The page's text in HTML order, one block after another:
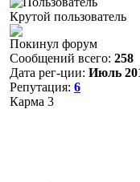
Крутой пользователь
Покинул форум
Сообщений всего: 258
Дата рег-ции: Июль
Репутация: 6
Карма 3